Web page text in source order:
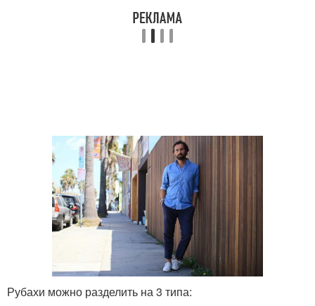
Рубахи можно разделить на 3 типа: